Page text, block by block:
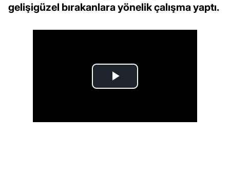
gelişigüzel bırakanlara yönelik çalışma yaptı.